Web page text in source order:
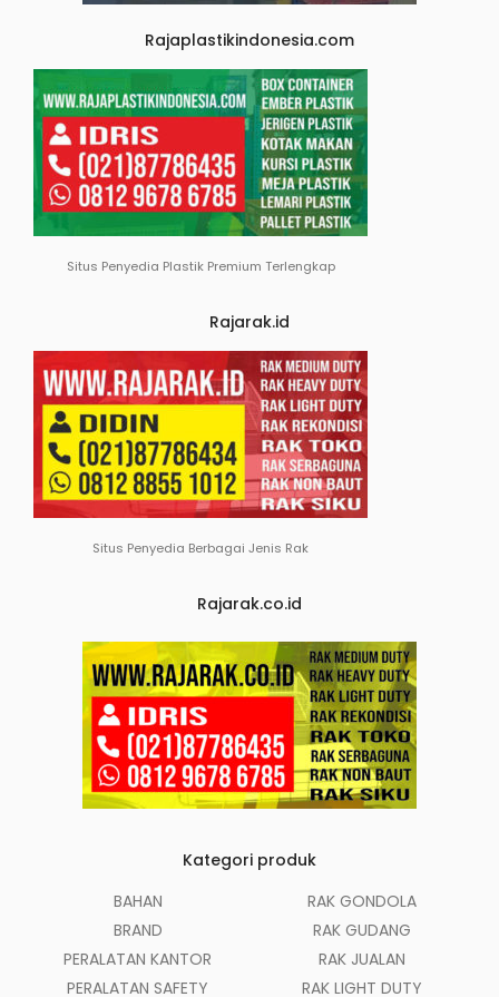
Rajaplastikindonesia.com
Situs Penyedia Plastik Premium Terlengkap
Rajarak.id
Situs Penyedia Berbagai Jenis Rak
Rajarak.co.id
Kategori produk
BAHAN
BRAND
PERALATAN KANTOR
PERALATAN SAFETY
RAK GONDOLA
RAK GUDANG
RAK JUALAN
RAK LIGHT DUTY